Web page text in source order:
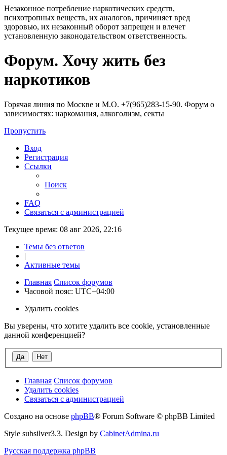
Незаконное потребление наркотических средств,
психотропных веществ, их аналогов, причиняет вред
здоровью, их незаконный оборот запрещен и влечет
установленную законодательством ответственность.
Регистрация
Форум. Хочу жить без
наркотиков
Горячая линия по Москве и М.О. +7(965)283-15-90. Форум о
зависимостях: наркомания, алкоголизм, секты
Пропустить
Вход
Регистрация
Ссылки
Поиск
FAQ
Связаться с администрацией
Текущее время: 08 авг 2026, 22:16
Темы без ответов
|
Активные темы
Главная Список форумов
Часовой пояс: UTC+04:00
Удалить cookies
Вы уверены, что хотите удалить все cookie, установленные
данной конференцией?
Главная Список форумов
Удалить cookies
Связаться
администрацией
Связаться с администрацией
Создано на основе phpBB® Forum Software © phpBB Limited
Style subsilver3.3. Design by CabinetAdmina.ru
Русская поддержка phpBB